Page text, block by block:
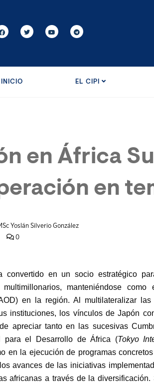
INICIO EL CIPI
en África
en
Yoslán Silverio González
0
convertido en un socio estratégico
multimillonarios, manteniéndose
en la región. Al multilateralizar
instituciones, los vínculos de Japón
apreciar tanto en las sucesivas
para el Desarrollo de África (Tokyo
en la ejecución de programas
avances de las iniciativas
africanas a través de la